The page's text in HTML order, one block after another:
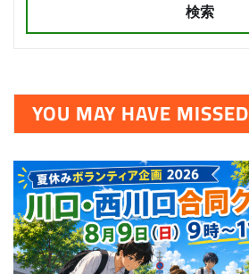
検索
YOU MAY HAVE MISSED